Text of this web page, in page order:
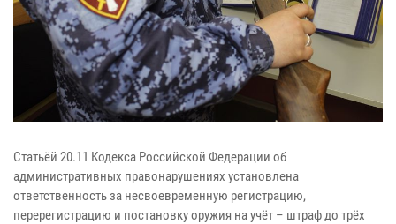
Статьёй 20.11 Кодекса Российской Федерации об
административных правонарушениях установлена
ответственность за несвоевременную регистрацию,
перерегистрацию и постановку оружия на учёт – штраф до трёх